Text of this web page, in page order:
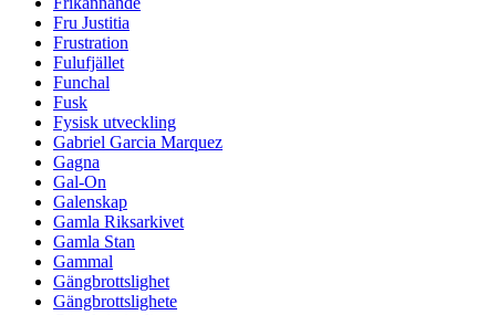
Fru Justitia
Frustration
Fulufjället
Funchal
Fusk
Fysisk utveckling
Gabriel Garcia Marquez
Gagna
Gal-On
Galenskap
Gamla Riksarkivet
Gamla Stan
Gammal
Gängbrottslighet
Gängbrottslighete